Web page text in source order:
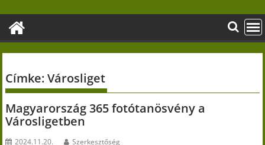
content
Címke:Városliget
Magyarország 365 fotótanösvény a
Városligetben
2024.11.20. Szerkesztőség